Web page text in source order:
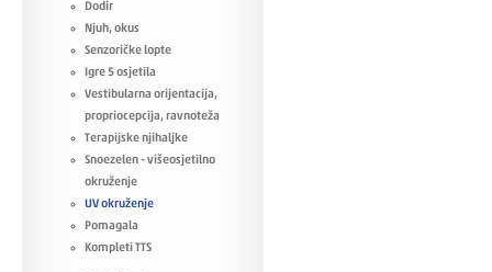
Dodir
Njuh, okus
Senzoričke lopte
Igre 5 osjetila
Vestibularna orijentacija,
propriocepcija, ravnoteža
Terapijske njihaljke
Snoezelen - višeosjetilno
okruženje
UV okruženje
Pomagala
Kompleti TTS